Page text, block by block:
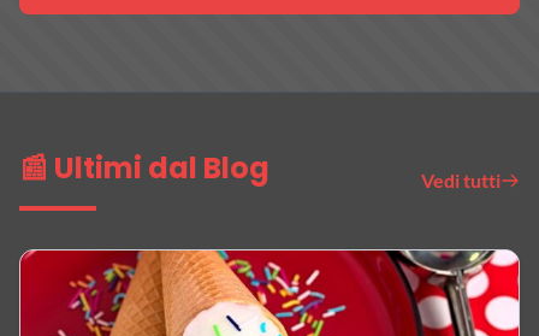
📰 Ultimi dal Blog Vedi tutti